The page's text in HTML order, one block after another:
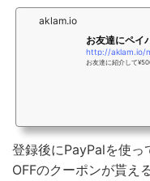
aklam.io
お友達にペイ
http://aklam.io/
お友達に紹介して
登録後にPayPalを使
OFFのクーポンが貰え